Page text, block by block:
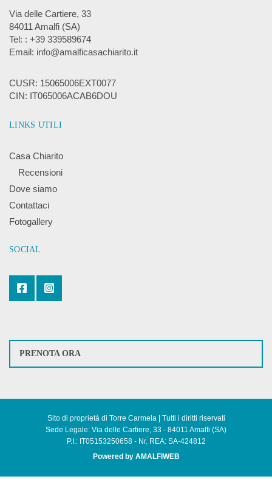
Via delle Cartiere, 33
84011 Amalfi (SA)
Tel: : +39 339589674
Email: info@amalficasachiarito.it
CUSR: 15065006EXT0077
CIN: IT065006ACAB6DOU
LINKS UTILI
Casa Chiarito
Recensioni
Dove siamo
Contattaci
Fotogallery
SOCIAL
PRENOTA ORA
Sito di proprietà di Torre Carmela | Tutti i diritti riservati
Sede Legale: Via delle Cartiere, 33 - 84011 Amalfi (SA)
P.I.: IT05153250658 - Nr. REA: SA-424812
Powered by AMALFIWEB